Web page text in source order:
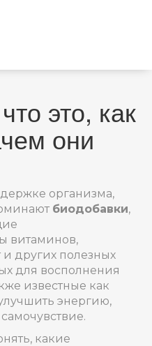
это, как
они
организма,
биодобавки,
витаминов,
других полезных
для восполнения
известные как
энергию,
какие